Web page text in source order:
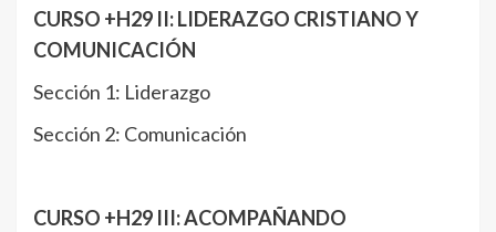
CURSO +H29 II: LIDERAZGO CRISTIANO Y
COMUNICACIÓN
Sección 1: Liderazgo
Sección 2: Comunicación
CURSO +H29 III: ACOMPAÑANDO